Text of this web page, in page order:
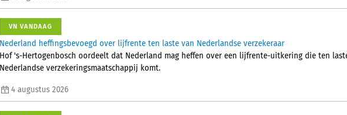
VN VANDAAG
Nederland heffingsbevoegd over lijfrente ten laste van Nederlandse verzekeraar
Hof 's-Hertogenbosch oordeelt dat Nederland mag heffen over een lijfrente-uitkering die ten
Nederlandse verzekeringsmaatschappij komt.
4 augustus 2026